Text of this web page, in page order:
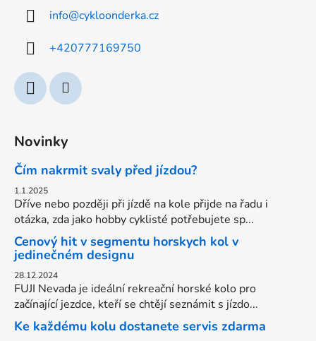
info@cykloonderka.cz
+420777169750
Novinky
Čím nakrmit svaly před jízdou?
1.1.2025
Dříve nebo později při jízdě na kole přijde na řadu i
otázka, zda jako hobby cyklisté potřebujete sp...
Cenový hit v segmentu horskych kol v
jedinečném designu
28.12.2024
FUJI Nevada je ideální rekreační horské kolo pro
začínající jezdce, kteří se chtějí seznámit s jízdo...
Ke každému kolu dostanete servis zdarma